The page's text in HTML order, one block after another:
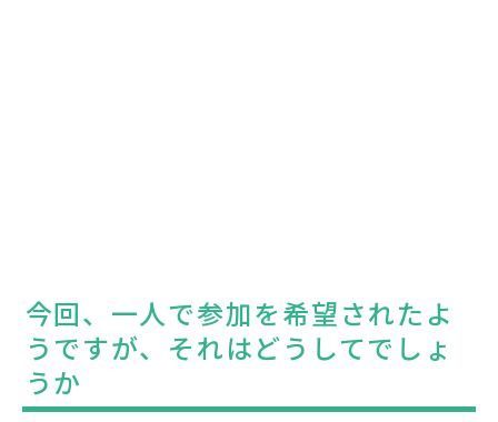
今回、一人で参加を希望されたよ
うですが、それはどうしてでしょ
うか